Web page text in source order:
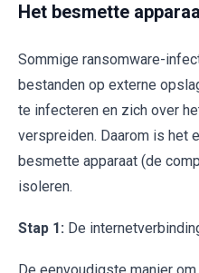
Het besmette
Sommige ransomware-
bestanden op externe
te infecteren en zich over
verspreiden. Daarom is het
besmette apparaat (de
isoleren.
Stap 1: De